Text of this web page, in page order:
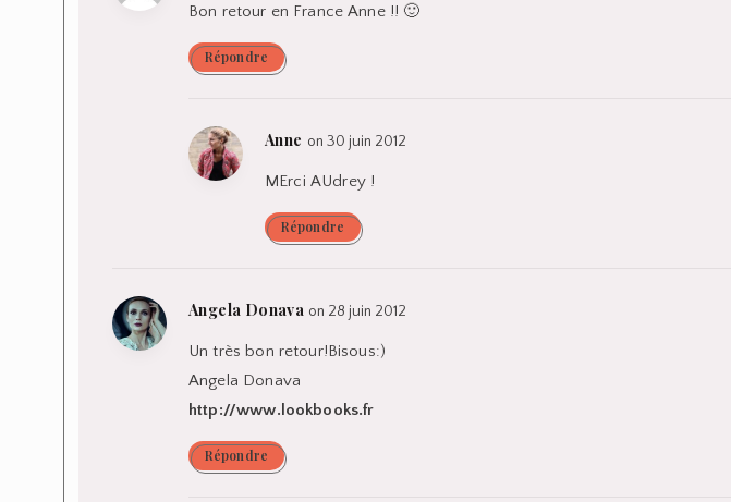
Bon retour en France Anne !! 🙂
Répondre
Anne on 30 juin 2012
MErci AUdrey !
Répondre
Angela Donava on 28 juin 2012
Un très bon retour!Bisous:)
Angela Donava
http://www.lookbooks.fr
Répondre